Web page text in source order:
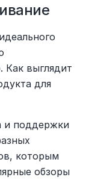
Как выглядит
для
и поддержки
которым
обзоры